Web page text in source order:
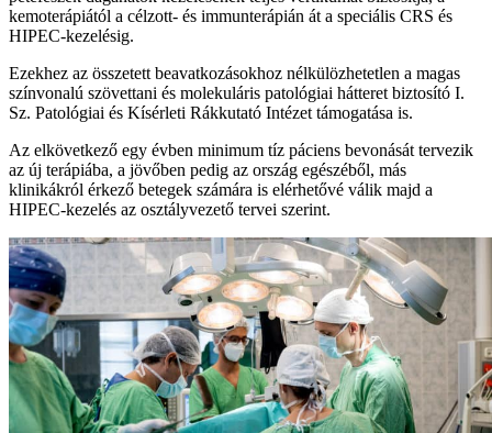
kemoterápiától a célzott- és immunterápián át a speciális CRS és
HIPEC-kezelésig.
Ezekhez az összetett beavatkozásokhoz nélkülözhetetlen a magas
színvonalú szövettani és molekuláris patológiai hátteret biztosító I.
Sz. Patológiai és Kísérleti Rákkutató Intézet támogatása is.
Az elkövetkező egy évben minimum tíz páciens bevonását tervezik
az új terápiába, a jövőben pedig az ország egészéből, más
klinikákról érkező betegek számára is elérhetővé válik majd a
HIPEC-kezelés az osztályvezető tervei szerint.